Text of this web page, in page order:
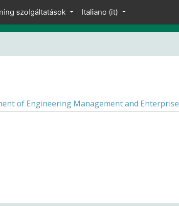
szolgáltatások Italiano ‎(it)‎
of Engineering Management and Enterprise